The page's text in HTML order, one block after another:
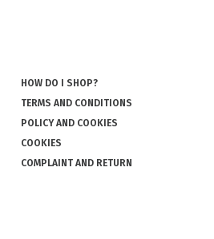
HOW DO I SHOP?
TERMS AND CONDITIONS
POLICY AND COOKIES
COOKIES
COMPLAINT AND RETURN